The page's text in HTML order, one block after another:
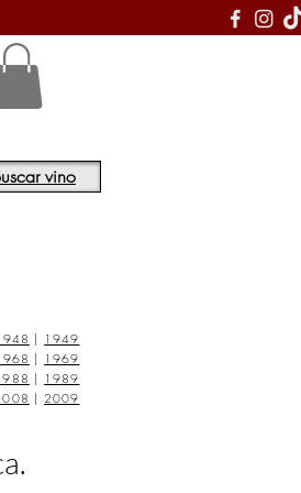
vino
| 1949
| 1969
| 1989
| 2009